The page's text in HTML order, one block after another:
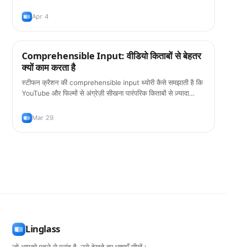
Apr 4
सीखने के तरीके
Comprehensible Input: वीडियो किताबों से बेहतर
क्यों काम करता है
स्टीफन क्रैशन की comprehensible input थ्योरी कैसे समझाती है कि
YouTube और फिल्मों से अंग्रेज़ी सीखना पारंपरिक किताबों से ज़्यादा
Mar 29
Linglass